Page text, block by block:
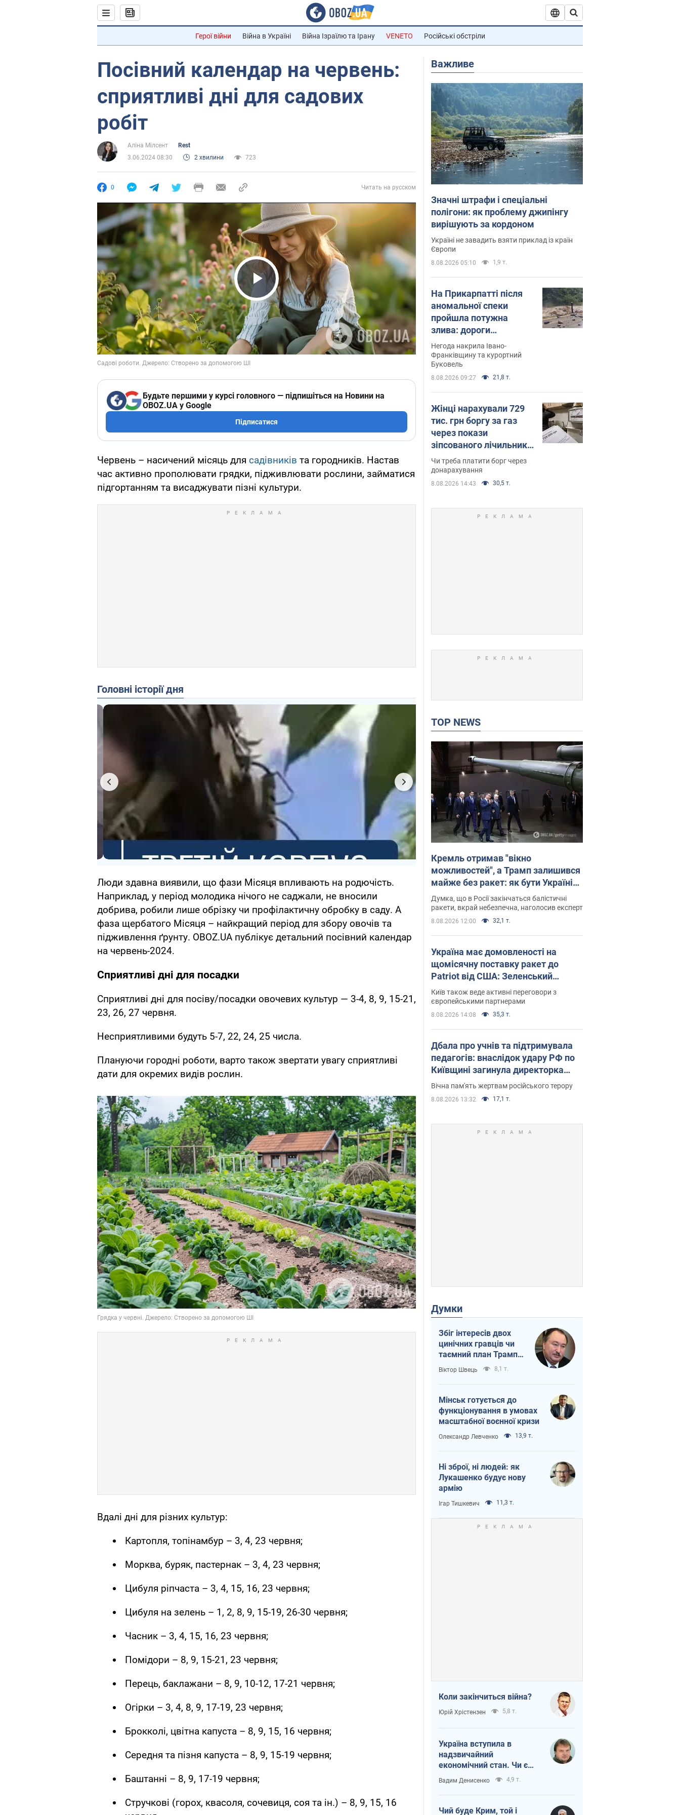
Герої війни Війна в Україні Війна Ізраїлю та Ірану VENETO Російські обстріли
Посівний календар на червень:
сприятливі дні для садових
робіт
Аліна Мілсент
Rest
3.06.2024 08:30
2 хвилини 723
0 Читать на русском
Play Video
Будьте першими у курсі головного — підпишіться на Новини на
OBOZ.UA у Google
Підписатися
Червень – насичений місяць для садівників та городників. Настав
час активно прополювати грядки, підживлювати рослини, займатися
підгортанням та висаджувати пізні культури.
Головні історії дня
Люди здавна виявили, що фази Місяця впливають на родючість.
Наприклад, у період молодика нічого не саджали, не вносили
добрива, робили лише обрізку чи профілактичну обробку в саду. А
фаза щербатого Місяця – найкращий період для збору овочів та
підживлення ґрунту. OBOZ.UA публікує детальний посівний календар
на червень-2024.
Сприятливі дні для посадки
Сприятливі дні для посіву/посадки овочевих культур — 3-4, 8, 9, 15-21,
23, 26, 27 червня.
Несприятливими будуть 5-7, 22, 24, 25 числа.
Плануючи городні роботи, варто також звертати увагу сприятливі
дати для окремих видів рослин.
Вдалі дні для різних культур:
Картопля, топінамбур – 3, 4, 23 червня;
Морква, буряк, пастернак – 3, 4, 23 червня;
Цибуля ріпчаста – 3, 4, 15, 16, 23 червня;
Цибуля на зелень – 1, 2, 8, 9, 15-19, 26-30 червня;
Часник – 3, 4, 15, 16, 23 червня;
Помідори – 8, 9, 15-21, 23 червня;
Перець, баклажани – 8, 9, 10-12, 17-21 червня;
Огірки – 3, 4, 8, 9, 17-19, 23 червня;
Брокколі, цвітна капуста – 8, 9, 15, 16 червня;
Середня та пізня капуста – 8, 9, 15-19 червня;
Баштанні – 8, 9, 17-19 червня;
Стручкові (горох, квасоля, сочевиця, соя та ін.) – 8, 9, 15, 16
Важливе
Значні штрафи і спеціальні
полігони: як проблему джипінгу
вирішують за кордоном
Україні не завадить взяти приклад із країн
Європи
8.08.2026 05:10 1,9 т.
На Прикарпатті після
аномальної спеки
пройшла потужна
злива: дороги
перетворились на
річки. Відео
Негода накрила Івано-
Франківщину та курортний
Буковель
8.08.2026 09:27 21,8 т.
Жінці нарахували 729
тис. грн боргу за газ
через покази
зіпсованого лічильника:
суддя ухвалив
неочікуване рішення
Чи треба платити борг через
донарахування
8.08.2026 14:43 30,5 т.
TOP NEWS
Кремль отримав "вікно
можливостей", а Трамп залишився
майже без ракет: як бути Україні?
Інтерв’ю з Мельником
Думка, що в Росії закінчаться балістичні
ракети, вкрай небезпечна, наголосив експерт
8.08.2026 12:00 32,1 т.
Україна має домовленості на
щомісячну поставку ракет до
Patriot від США: Зеленський
розкрив подробиці
Київ також веде активні переговори з
європейськими партнерами
8.08.2026 14:08 35,3 т.
Дбала про учнів та підтримувала
педагогів: внаслідок удару РФ по
Київщині загинула директорка
київського ліцею, її чоловік та онук
Вічна пам'ять жертвам російського терору
8.08.2026 13:32 17,1 т.
Думки
Збіг інтересів двох
цинічних гравців чи
таємний план Трампа
і Путіна?
Віктор Швець 8,1 т.
Мінськ готується до
функціонування в умовах
масштабної воєнної кризи
Олександр Левченко 13,9 т.
Ні зброї, ні людей: як
Лукашенко будує нову
армію
Ігар Тишкевич 11,3 т.
Коли закінчиться війна?
Юрій Хрістензен 5,8 т.
Україна вступила в
надзвичайний
економічний стан. Чи є
світло вкінці тунелю?
Вадим Денисенко 4,9 т.
Чий буде Крим, той і